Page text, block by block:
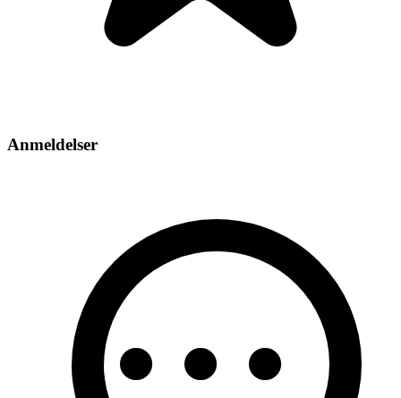
Anmeldelser